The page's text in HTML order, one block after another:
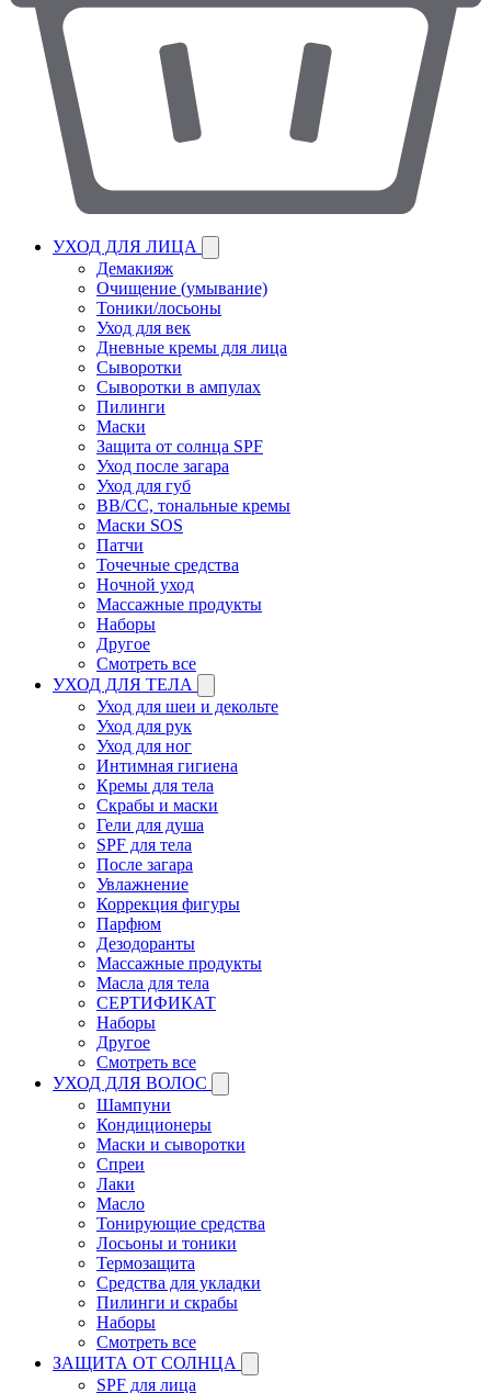
УХОД ДЛЯ ЛИЦА
Демакияж
Очищение (умывание)
Тоники/лосьоны
Уход для век
Дневные кремы для лица
Сыворотки
Сыворотки в ампулах
Пилинги
Маски
Защита от солнца SPF
Уход после загара
Уход для губ
BB/CC, тональные кремы
Маски SOS
Патчи
Точечные средства
Ночной уход
Массажные продукты
Наборы
Другое
Смотреть все
УХОД ДЛЯ ТЕЛА
Уход для шеи и декольте
Уход для рук
Уход для ног
Интимная гигиена
Кремы для тела
Скрабы и маски
Гели для душа
SPF для тела
После загара
Увлажнение
Коррекция фигуры
Парфюм
Дезодоранты
Массажные продукты
Масла для тела
СЕРТИФИКАТ
Наборы
Другое
Смотреть все
УХОД ДЛЯ ВОЛОС
Шампуни
Кондиционеры
Маски и сыворотки
Спреи
Лаки
Масло
Тонирующие средства
Лосьоны и тоники
Термозащита
Средства для укладки
Пилинги и скрабы
Наборы
Смотреть все
ЗАЩИТА ОТ СОЛНЦА
SPF для лица